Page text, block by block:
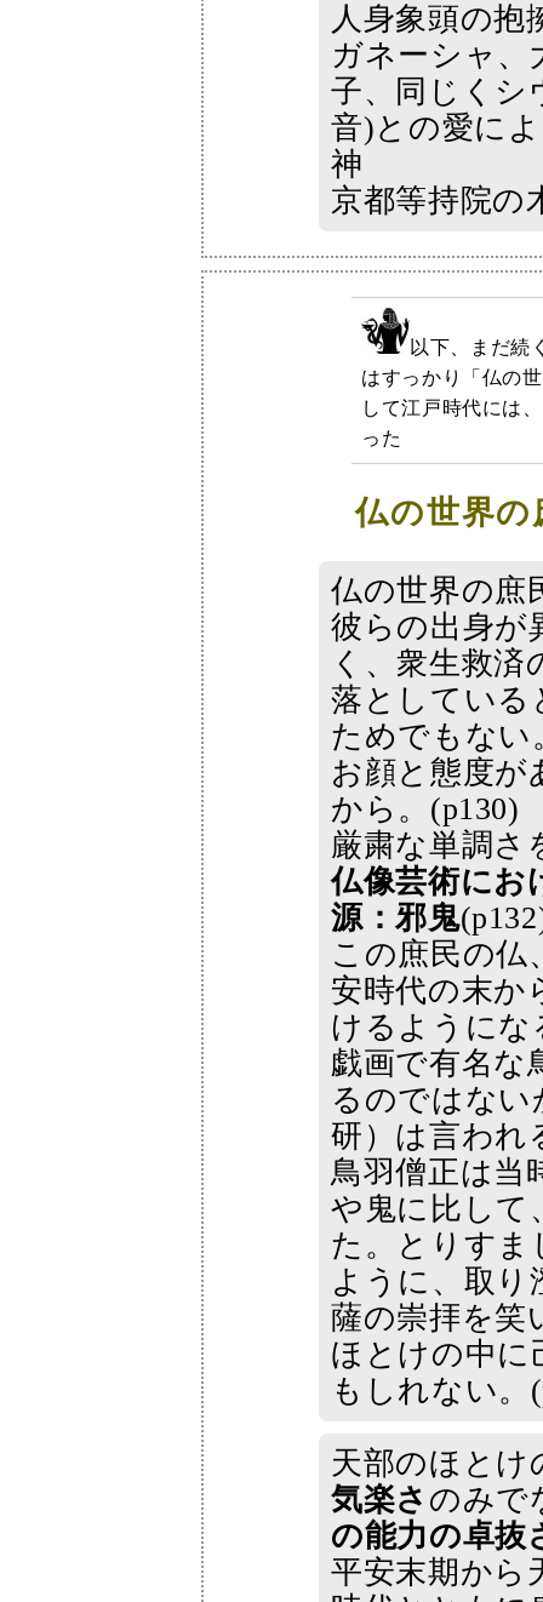
人身象頭の抱
ガネーシャ、
子、同じくシ
音)との愛に
神
京都等持院の
以下、まだ続
はすっかり「仏の
して江戸時代には
った
仏の世界
仏の世界の
彼らの出身が
く、衆生救
落としている
ためでもない
お顔と態度が
から。(p130)
厳粛な単調さ
仏像芸術にお
源：邪鬼
この庶民の仏
安時代の末か
けるようにな
戯画で有名な
るのではない
研）は言われ
鳥羽僧正は当
や鬼に比して
た。とりすま
ように、取り
薩の崇拝を笑
ほとけの中に
もしれない。
天部のほとけ
気楽さ のみで
の能力の卓抜
平安末期から